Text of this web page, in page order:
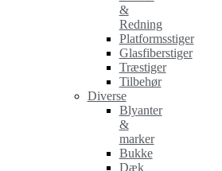
&
Redning
Platformsstiger
Glasfiberstiger
Træstiger
Tilbehør
Diverse
Blyanter
&
marker
Bukke
Dæk